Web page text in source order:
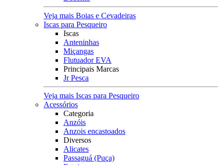
Veja mais Boias e Cevadeiras
Iscas para Pesqueiro
Iscas
Anteninhas
Miçangas
Flutuador EVA
Principais Marcas
Jr Pesca
Veja mais Iscas para Pesqueiro
Acessórios
Categoria
Anzóis
Anzois encastoados
Diversos
Alicates
Passaguá (Puça)